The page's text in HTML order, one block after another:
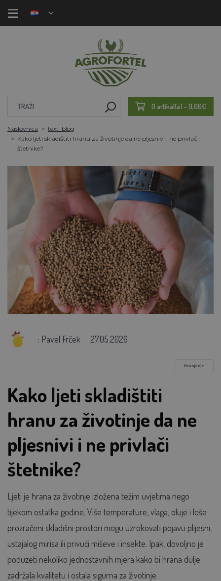
0 artikal(a) - 0,00€
Naslovnica
text_blog
Kako ljeti skladištiti hranu za životinje da ne pljesnivi i ne privlači
štetnike?
: Pavel Frček 27.05.2026
Hranjenje
Kako ljeti skladištiti
hranu za životinje da ne
pljesnivi i ne privlači
štetnike?
Ljeti je hrana za životinje izložena težim uvjetima nego
tijekom ostatka godine. Više temperature, vlaga, oluje i loše
prozračeni skladišni prostori mogu uzrokovati pojavu plijesni,
ustajalog mirisa ili privući miševe i insekte. Ipak, dovoljno je
poduzeti nekoliko jednostavnih mjera kako bi hrana dulje
zadržala kvalitetu i ostala sigurna za životinje.